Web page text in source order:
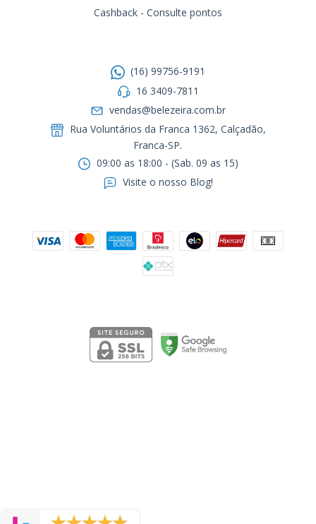
Cashback - Consulte pontos
(16) 99756-9191
16 3409-7811
vendas@belezeira.com.br
Rua Voluntários da Franca 1362, Calçadão,
Franca-SP.ㅤㅤㅤㅤㅤㅤㅤㅤㅤㅤㅤ
09:00 as 18:00 - (Sab. 09 as 15)
Visite o nosso Blog!